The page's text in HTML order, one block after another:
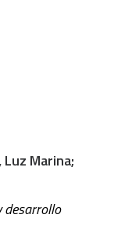
Luz Marina;
desarrollo